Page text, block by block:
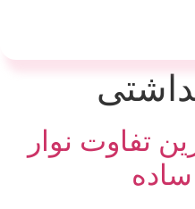
تفاوت نوار
ساده